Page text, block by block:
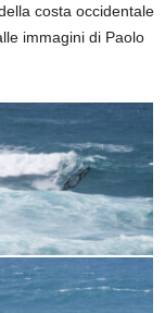
costa occidentale
immagini di Paolo